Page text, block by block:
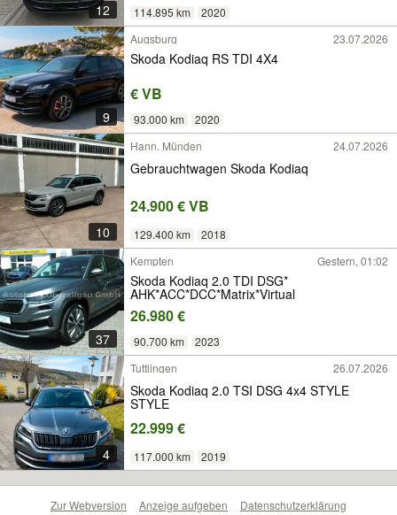
12 114.895 km 2020
9
Augsburg 23.07.2026
Skoda Kodiaq RS TDI 4X4
€ VB
93.000 km 2020
10
Hann. Münden 24.07.2026
Gebrauchtwagen Skoda Kodiaq
24.900 € VB
129.400 km 2018
37
Kempten Gestern, 01:02
Skoda Kodiaq 2.0 TDI DSG*
AHK*ACC*DCC*Matrix*Virtual
26.980 €
90.700 km 2023
4
Tuttlingen 26.07.2026
Skoda Kodiaq 2.0 TSI DSG 4x4 STYLE
STYLE
22.999 €
117.000 km 2019
Zur Webversion Anzeige aufgeben Datenschutzerklärung